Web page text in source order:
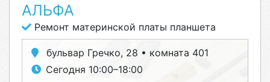
АЛЬФА
Ремонт материнской платы планшета
бульвар Гречко, 28 • комната 401
Сегодня 10:00–18:00